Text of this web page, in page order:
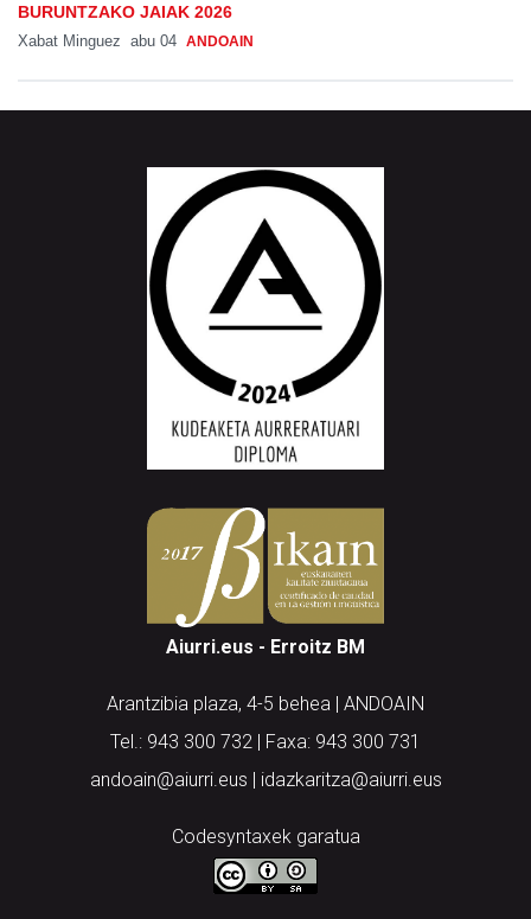
BURUNTZAKO JAIAK 2026
Xabat Minguez abu 04 ANDOAIN
Aiurri.eus - Erroitz BM
Arantzibia plaza, 4-5 behea | ANDOAIN
Tel.: 943 300 732 | Faxa: 943 300 731
andoain@aiurri.eus | idazkaritza@aiurri.eus
Codesyntaxek garatua